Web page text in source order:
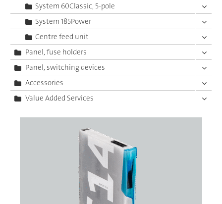
System 60Classic, 5-pole
System 185Power
Centre feed unit
Panel, fuse holders
Panel, switching devices
Accessories
Value Added Services